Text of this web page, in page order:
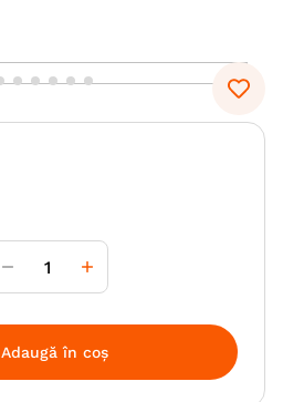
Adaugă în coș